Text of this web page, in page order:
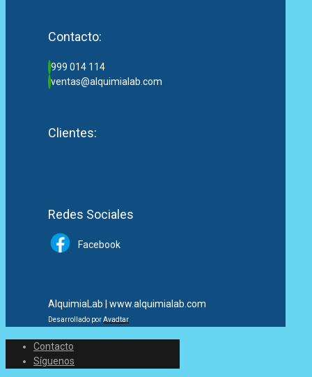
Contacto:
999 014 114
ventas@alquimialab.com
Clientes:
Redes Sociales
Facebook
AlquimiaLab | www.alquimialab.com
Desarrollado porAvadtar
Contacto
Síguenos